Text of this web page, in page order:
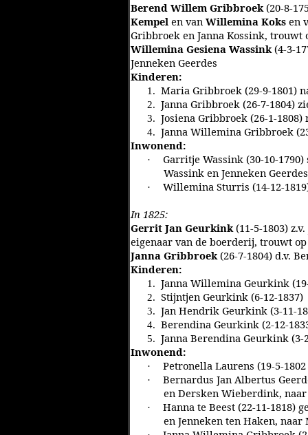
Berend Willem Gribbroek(20-8-
Kempelen van Willemina Koksen
Gribbroek en Janna Kossink, trouwt
Willemina Gesiena Wassink(4-3-
Jenneken Geerdes
Kinderen:
1. Maria Gribbroek (29-9-1801)
2. Janna Gribbroek (26-7-1804)
3. Josiena Gribbroek (26-1-1808)
4. Janna Willemina Gribbroek
Inwonend:
·
Garritje Wassink (30-10-
Wassink en Jenneken
·
Willemina Sturris (14-12-
In 1825:
Gerrit Jan Geurkink(11-5-1803)
eigenaar van de boerderij, trouwt op
Janna Gribbroek(26-7-1804) d.v.
Kinderen:
1. Janna Willemina Geurkink
2. Stijntjen Geurkink (6-12-1837)
3. Jan Hendrik Geurkink (3-11-
4. Berendina Geurkink (2-12-
5. Janna Berendina Geurkink (3-
Inwonend:
· Petronella Laurens (19-5-
·
Bernardus Jan Albertus
en Dersken Wieberdink, naar
·
Hanna te Beest (22-11-1818)
en Jenneken ten Haken, naar